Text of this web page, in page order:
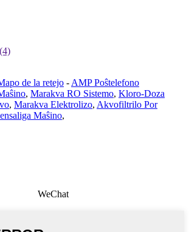
de la retejo - AMP Poŝtelefono
, Marakva RO Sistemo, Kloro-Doza
, Marakva Elektrolizo, Akvofiltrilo Por
Maŝino,
WeChat